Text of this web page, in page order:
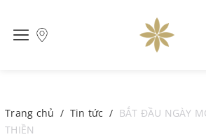
Trang chủ / Tin tức / BẮT ĐẦU NGÀY
THIỀN